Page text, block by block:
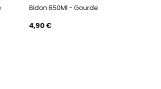
Bidon 650Ml - Gourde
4,90 €